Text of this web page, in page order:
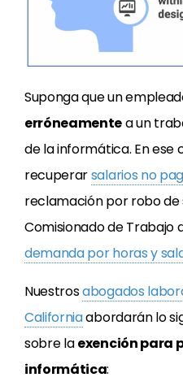
Suponga que un
erróneamentea un
de la informática. En ese
recuperarsalarios no
reclamación por robo de
Comisionado de Trabajo
demanda por horas y
Nuestrosabogados
Californiaabordarán lo
sobre laexención para
informática: